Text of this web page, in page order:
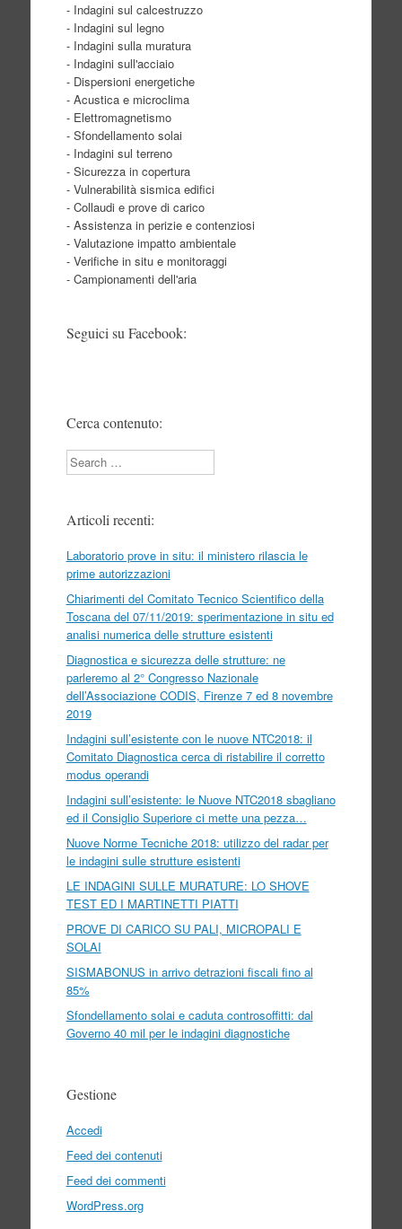
- Indagini sul calcestruzzo
- Indagini sul legno
- Indagini sulla muratura
- Indagini sull'acciaio
- Dispersioni energetiche
- Acustica e microclima
- Elettromagnetismo
- Sfondellamento solai
- Indagini sul terreno
- Sicurezza in copertura
- Vulnerabilità sismica edifici
- Collaudi e prove di carico
- Assistenza in perizie e contenziosi
- Valutazione impatto ambientale
- Verifiche in situ e monitoraggi
- Campionamenti dell'aria
Seguici su Facebook:
Cerca contenuto:
Search
Articoli recenti:
Laboratorio prove in situ: il ministero rilascia le
prime autorizzazioni
Chiarimenti del Comitato Tecnico Scientifico della
Toscana del 07/11/2019: sperimentazione in situ ed
analisi numerica delle strutture esistenti
Diagnostica e sicurezza delle strutture: ne
parleremo al 2° Congresso Nazionale
dell’Associazione CODIS, Firenze 7 ed 8 novembre
2019
Indagini sull’esistente con le nuove NTC2018: il
Comitato Diagnostica cerca di ristabilire il corretto
modus operandi
Indagini sull’esistente: le Nuove NTC2018 sbagliano
ed il Consiglio Superiore ci mette una pezza…
Nuove Norme Tecniche 2018: utilizzo del radar per
le indagini sulle strutture esistenti
LE INDAGINI SULLE MURATURE: LO SHOVE
TEST ED I MARTINETTI PIATTI
PROVE DI CARICO SU PALI, MICROPALI E
SOLAI
SISMABONUS in arrivo detrazioni fiscali fino al
85%
Sfondellamento solai e caduta controsoffitti: dal
Governo 40 mil per le indagini diagnostiche
Gestione
Accedi
Feed dei contenuti
Feed dei commenti
WordPress.org